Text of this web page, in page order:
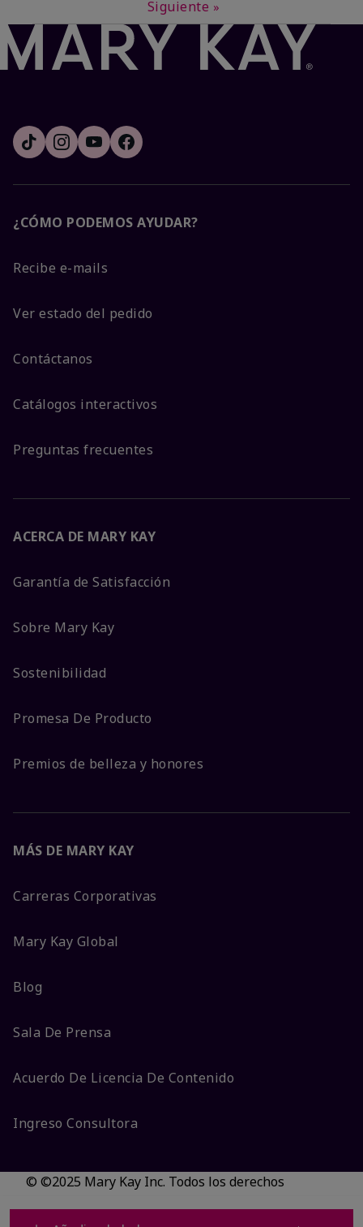
Siguiente »
¿CÓMO PODEMOS AYUDAR?
Recibe e-mails
Ver estado del pedido
Contáctanos
Catálogos interactivos
Preguntas frecuentes
ACERCA DE MARY KAY
Garantía de Satisfacción
Sobre Mary Kay
Sostenibilidad
Promesa De Producto
Premios de belleza y honores
MÁS DE MARY KAY
Carreras Corporativas
Mary Kay Global
Blog
Sala De Prensa
Acuerdo De Licencia De Contenido
Ingreso Consultora
© ©2025 Mary Kay Inc. Todos los derechos